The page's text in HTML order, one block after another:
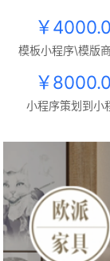
￥
模板小程序\模版
￥
小程序策划到小